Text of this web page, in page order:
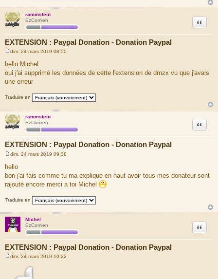
rammstein
EzComien
EXTENSION : Paypal Donation - Donation Paypal
Citation
e
s
s
a
g
dim. 24 mars 2019 08:50
hello Michel
oui j'ai supprimé les données de cette l'extension de dmzx vu que j'avais
une erreur
Traduire en
rammstein
EzComien
EXTENSION : Paypal Donation - Donation Paypal
Citation
e
s
s
a
g
dim. 24 mars 2019 09:38
hello
bon j'ai fais comme tu ma explique en haut avoir tous mes donateur sont
rajouté encore merci a toi Michel
Traduire en
Michel
EzComien
EXTENSION : Paypal Donation - Donation Paypal
Citation
dim. 24 mars 2019 10:22